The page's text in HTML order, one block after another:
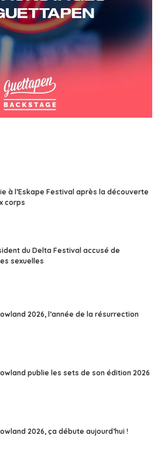
à l’Eskape Festival après la découverte
corps
du Delta Festival accusé de
sexuelles
2026, l’année de la résurrection
publie les sets de son édition 2026
2026, ça débute aujourd’hui !